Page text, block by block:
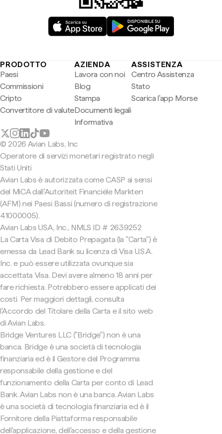
PRODOTTO
Paesi
Commissioni
Cripto
Convertitore di valute
AZIENDA
Lavora con noi
Blog
Stampa
Documenti legali
Informativa
ASSISTENZA
Centro Assistenza
Stato
Scarica l'app Morse
© 2026 Avian Labs, Inc
Operatore di servizi monetari registrato negli
Stati Uniti
Avian Labs è autorizzata come CASP ai sensi
del MiCA dall'Autoriteit Financiële Markten
(AFM) nei Paesi Bassi (numero di registrazione
41000005).
Avian Labs USA, Inc., NMLS ID # 2639252
La Carta Visa di Debito Prepagata (la "Carta") è
emessa da Lead Bank su licenza di Visa U.S.A.
Inc. e può essere utilizzata ovunque sia
accettata Visa. Devi avere almeno 18 anni per
fare richiesta. Potrebbero essere applicati dei
costi. Per maggiori dettagli, consulta
l'Accordo del Titolare della Carta e il sito web
di Avian Labs.
Bridge Ventures LLC ("Bridge") non è una
banca. Bridge è una società di tecnologia
finanziaria ed è il Gestore del Programma
responsabile della gestione e del
funzionamento della Carta per conto di Lead
Bank. Avian Labs non è una banca. Avian Labs
è una società di tecnologia finanziaria ed è il
Fornitore della Piattaforma responsabile
dell'applicazione, dell'accesso e della gestione